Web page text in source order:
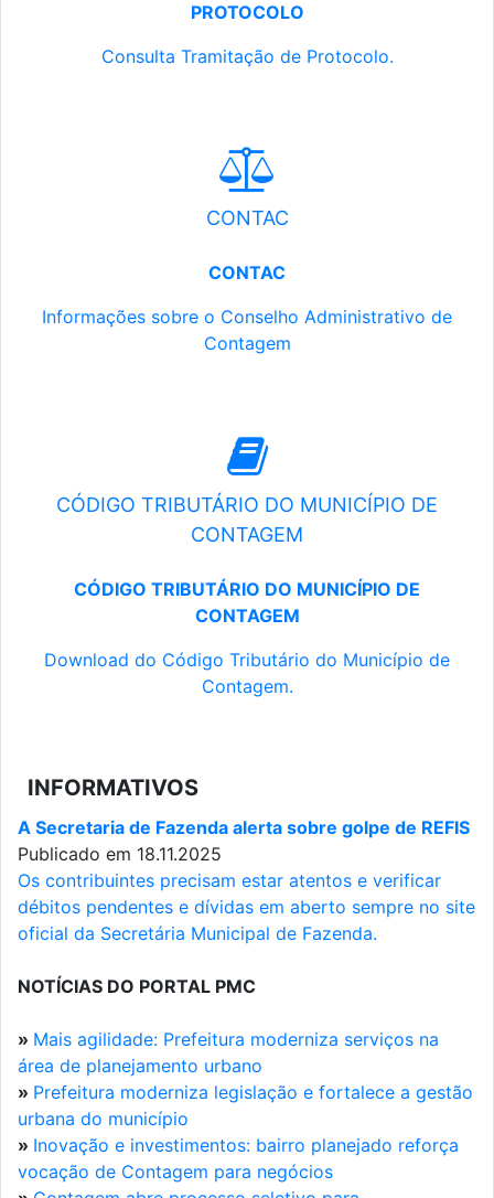
PROTOCOLO
Consulta Tramitação de Protocolo.
CONTAC
CONTAC
Informações sobre o Conselho Administrativo de
Contagem
CÓDIGO TRIBUTÁRIO DO MUNICÍPIO DE
CONTAGEM
CÓDIGO TRIBUTÁRIO DO MUNICÍPIO DE
CONTAGEM
Download do Código Tributário do Município de
Contagem.
INFORMATIVOS
A Secretaria de Fazenda alerta sobre golpe de REFIS
Publicado em 18.11.2025
Os contribuintes precisam estar atentos e verificar
débitos pendentes e dívidas em aberto sempre no site
oficial da Secretária Municipal de Fazenda.
NOTÍCIAS DO PORTAL PMC
» Mais agilidade: Prefeitura moderniza serviços na
área de planejamento urbano
» Prefeitura moderniza legislação e fortalece a gestão
urbana do município
» Inovação e investimentos: bairro planejado reforça
vocação de Contagem para negócios